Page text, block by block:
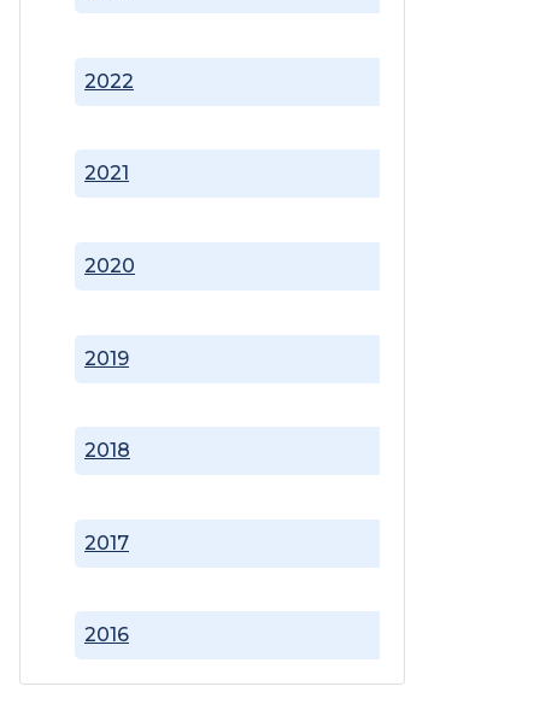
2016
2017
2018
2019
2020
2021
2022